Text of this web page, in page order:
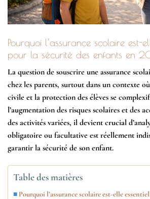
Pourquoi l’assurance scolaire est-
pour la sécurité des enfants en
La question de souscrire une assurance
chez les parents, surtout dans un contexte
civile et la protection des élèves se
l’augmentation des risques scolaires et des
des activités variées, il devient crucial
obligatoire ou facultative est réellement
garantir la sécurité de son enfant.
Table des matières
Pourquoi l’assurance scolaire est-elle